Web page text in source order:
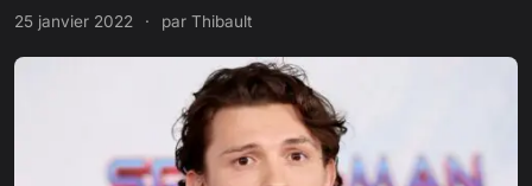
25 janvier 2022 · par Thibault